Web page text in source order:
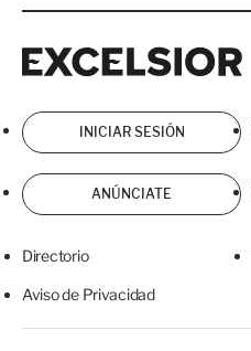
INICIAR SESIÓN
ANÚNCIATE
Directorio
Aviso de Privacidad